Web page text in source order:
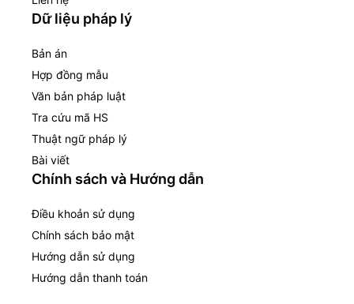
Dữ liệu pháp lý
Bản án
Hợp đồng mẫu
Văn bản pháp luật
Tra cứu mã HS
Thuật ngữ pháp lý
Bài viết
Chính sách và Hướng dẫn
Điều khoản sử dụng
Chính sách bảo mật
Hướng dẫn sử dụng
Hướng dẫn thanh toán